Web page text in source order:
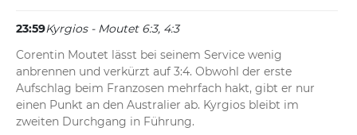
23:59Kyrgios - Moutet 6:3, 4:3
Corentin Moutet lässt bei seinem Service wenig
anbrennen und verkürzt auf 3:4. Obwohl der erste
Aufschlag beim Franzosen mehrfach hakt, gibt er nur
einen Punkt an den Australier ab. Kyrgios bleibt im
zweiten Durchgang in Führung.